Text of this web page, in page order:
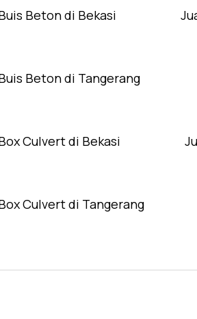
Beton di Bekasi
Beton di Tangerang
Culvert di Bekasi
Culvert di Tangerang